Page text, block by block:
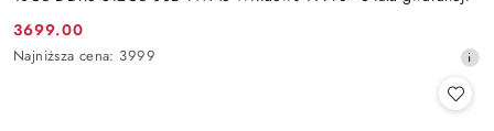
Cena
promocyjna:
3699.00
Najniższa
Najniższa cena: 3999